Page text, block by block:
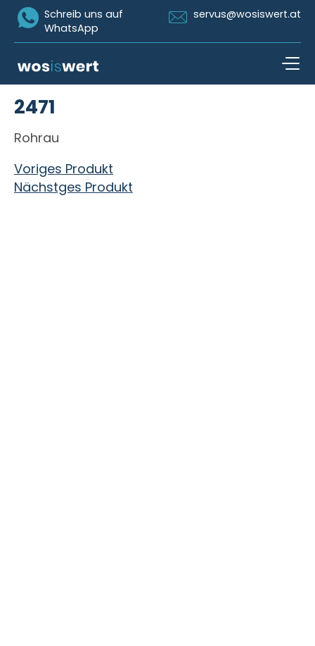
Icon Whatsapp
Schreib uns auf
WhatsApp
Icon Email
servus@wosiswert.at
2471
Rohrau
Beitragsnavigation
Voriges Produkt
Nächstges Produkt